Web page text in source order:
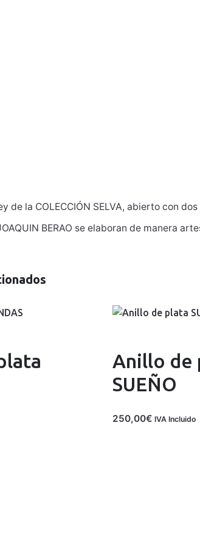
de la COLECCIÓN SELVA, abierto con
BERAO se elaboran de manera
Anillo de
SUEÑO
250,00€ IVA Incluido